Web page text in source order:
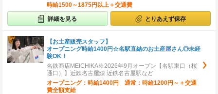
時給1500～1875円以上＋交通費
詳細を見る とりあえず保存
【お土産販売スタッフ】
オープニング時給1400円☆名駅直結のお土産屋さん◎未経
験OK！
名鉄商店MEICHIKA※2026年9月オープン【名駅東口（桜
通口）】近鉄名古屋線 近鉄名古屋駅など
オープニング：時給1400円 通常：時給1200円～＋交通
費全額支給